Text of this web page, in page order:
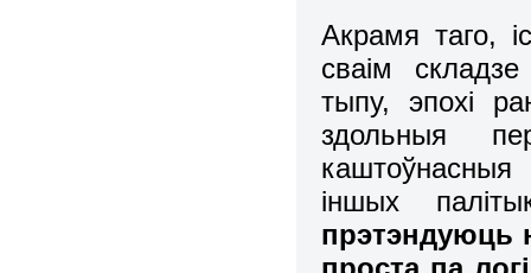
Акрамя таго,
сваім
тыпу, эпохі
здольныя
іншых
прэтэндуюць